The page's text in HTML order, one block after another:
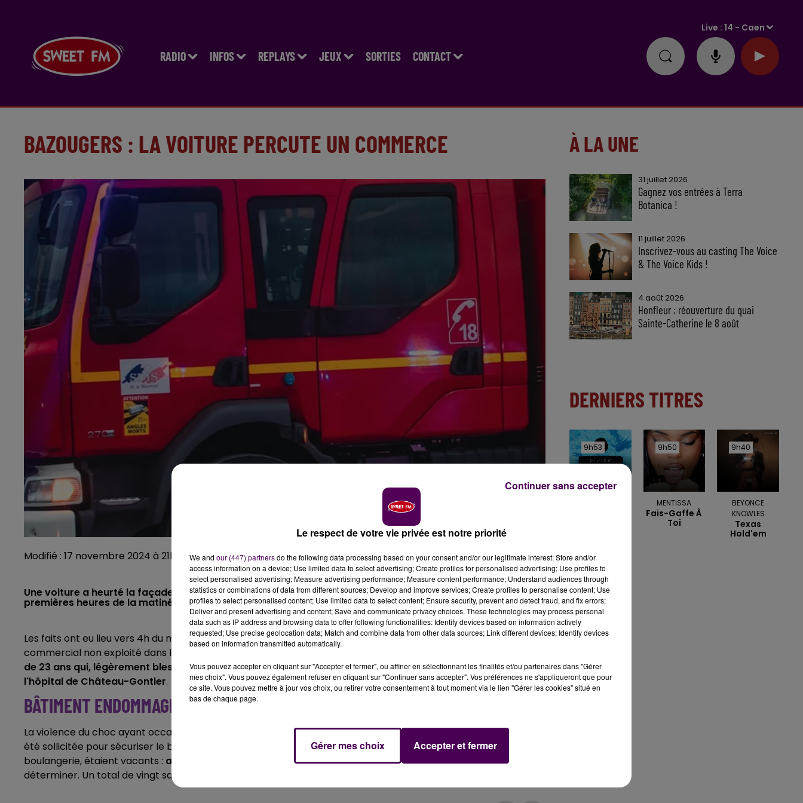
RADIO INFOS REPLAYS JEUX SORTIES CONTACT
Live :14 - Caen
BAZOUGERS : LA VOITURE PERCUTE UN COMMERCE
Modifié : 17 novembre 2024 à 21h40 par Emilien Borderie
Une voiture a heurté la façade d'un commerce inoccupé dans le centre-bourg de Bazougers aux toutes
premières heures de la matinée ce dimanche 17 novembre.
Les faits ont eu lieu vers 4h du matin, ce dimanche 17 novembre : une voiture a percuté la devanture d'un local
commercial non exploité dans le centre-bourg de Bazougers, place de l'Eglise. Au volant, se trouvait
de 23 ans qui, légèrement blessé, a été pris en charge par les sapeurs-pompiers et transporté jusqu'à
l'hôpital de Château-Gontier.
BÂTIMENT ENDOMMAGÉ
La violence du choc ayant occasionné de sérieux dégâts, une équipe"Sauvetage-appui-recherche"du Sdis53 a
été sollicitée pour sécuriser le bâtiment touché. Les lieux, dernièrement occupés par une activité de
boulangerie, étaient vacants : aucun relogement
n'a été nécessaire. Les circonstances de l'accident restent à
déterminer. Un total de vingt sapeurs-pompiers a été mobilisé.
À LA UNE
31 juillet 2026
Gagnez vos entrées à Terra
Botanica !
11 juillet 2026
Inscrivez-vous au casting The Voice
& The Voice Kids !
4 août 2026
Honfleur : réouverture du quai
Sainte-Catherine le 8 août
DERNIERS TITRES
9h53
9h53 9h50
9h50
MENTISSA
Fais-Gaffe À
Toi
9h40
9h40
BEYONCE
KNOWLES
Texas
Hold'em
Le respect de votre vie privée est notre priorité
We and our (447) partnersdo the following data processing based on your consent and/or our legitimate interest: Store and/or
access information on a device; Use limited data to select advertising; Create profiles for personalised advertising; Use profiles to
select personalised advertising; Measure advertising performance; Measure content performance; Understand audiences through
statistics or combinations of data from different sources; Develop and improve services; Create profiles to personalise content; Use
profiles to select personalised content; Use limited data to select content; Ensure security, prevent and detect fraud, and fix errors;
Deliver and present advertising and content; Save and communicate privacy choices. These technologies may process personal
data such as IP address and browsing data to offer following functionalities: Identify devices based on information actively
requested; Use precise geolocation data; Match and combine data from other data sources; Link different devices; Identify devices
based on information transmitted automatically.
Vous pouvez accepter en cliquant sur "Accepter et fermer", ou affiner en sélectionnant les finalités et/ou partenaires dans "Gérer
mes choix". Vous pouvez également refuser en cliquant sur "Continuer sans accepter". Vos préférences ne s'appliqueront que pour
ce site. Vous pouvez mettre à jour vos choix, ou retirer votre consentement à tout moment via le lien "Gérer les cookies" situé en
bas de chaque page.
Gérer mes choix Accepter et fermer
Continuer sans accepter